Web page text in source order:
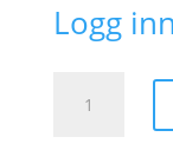
Logg
support